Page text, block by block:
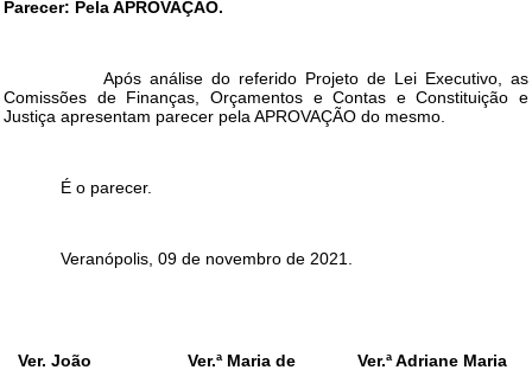
Parecer: Pela APROVAÇÃO.
Após análise do referido Projeto de Lei Executivo, as
Comissões de Finanças, Orçamentos e Contas e Constituição e
Justiça apresentam parecer pela APROVAÇÃO do mesmo.
É o parecer.
Veranópolis, 09 de novembro de 2021.
Ver. João Ver.ª Maria de Ver.ª Adriane Maria